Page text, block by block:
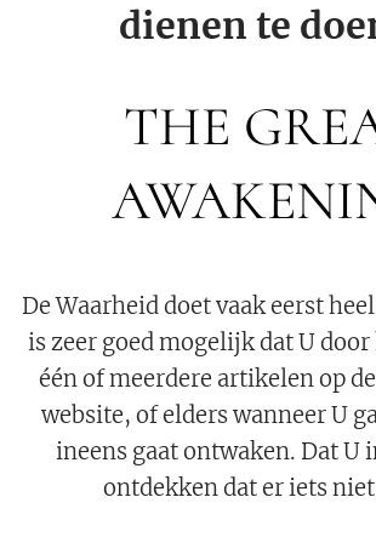
dienen te
THE
De Waarheid doet vaak eerst
is zeer goed mogelijk dat U
één of meerdere artikelen op
website, of elders wanneer U
ineens gaat ontwaken. Dat U
ontdekken dat er iets